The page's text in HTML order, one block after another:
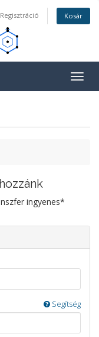
Regisztráció Kosár
ingyenes*
Segítség